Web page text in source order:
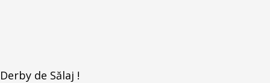
Derby de Sălaj !